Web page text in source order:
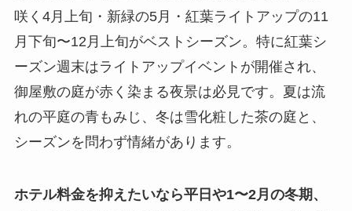
咲く4月上旬・新緑の5月・紅葉ライトアップの11
月下旬〜12月上旬がベストシーズン。特に紅葉シ
ーズン週末はライトアップイベントが開催され、
御屋敷の庭が赤く染まる夜景は必見です。夏は流
れの平庭の青もみじ、冬は雪化粧した茶の庭と、
シーズンを問わず情緒があります。
ホテル料金を抑えたいなら平日や1〜2月の冬期、